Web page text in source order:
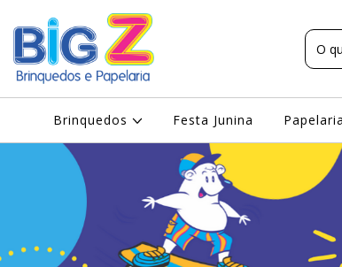
Brinquedos Festa Junina